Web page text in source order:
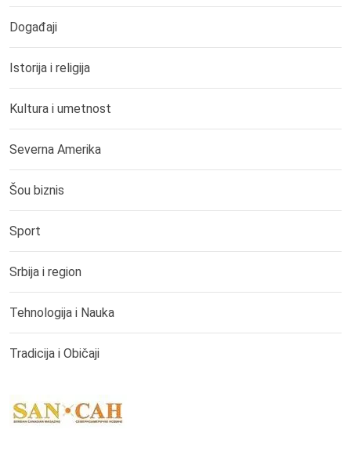
Događaji
Istorija i religija
Kultura i umetnost
Severna Amerika
Šou biznis
Sport
Srbija i region
Tehnologija i Nauka
Tradicija i Običaji